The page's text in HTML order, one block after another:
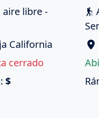
libre -
California
cerrado
$